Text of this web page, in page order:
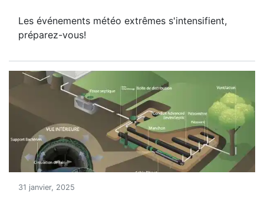
Les événements météo extrêmes s'intensifient,
préparez-vous!
31 janvier, 2025